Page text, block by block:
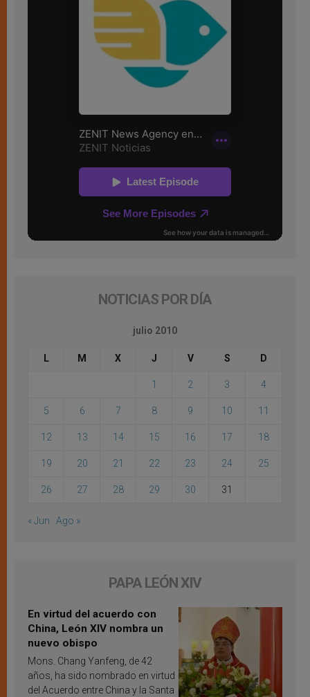
NOTICIAS POR DÍA
julio 2010
L M X J V S D
1 2 3 4
5 6 7 8 9 10 11
12 13 14 15 16 17 18
19 20 21 22 23 24 25
26 27 28 29 30 31
« Jun Ago »
PAPA LEÓN XIV
En virtud del acuerdo con
China, León XIV nombra un
nuevo obispo
Mons. Chang Yanfeng, de 42
años, ha sido nombrado en virtud
del Acuerdo entre China y la Santa